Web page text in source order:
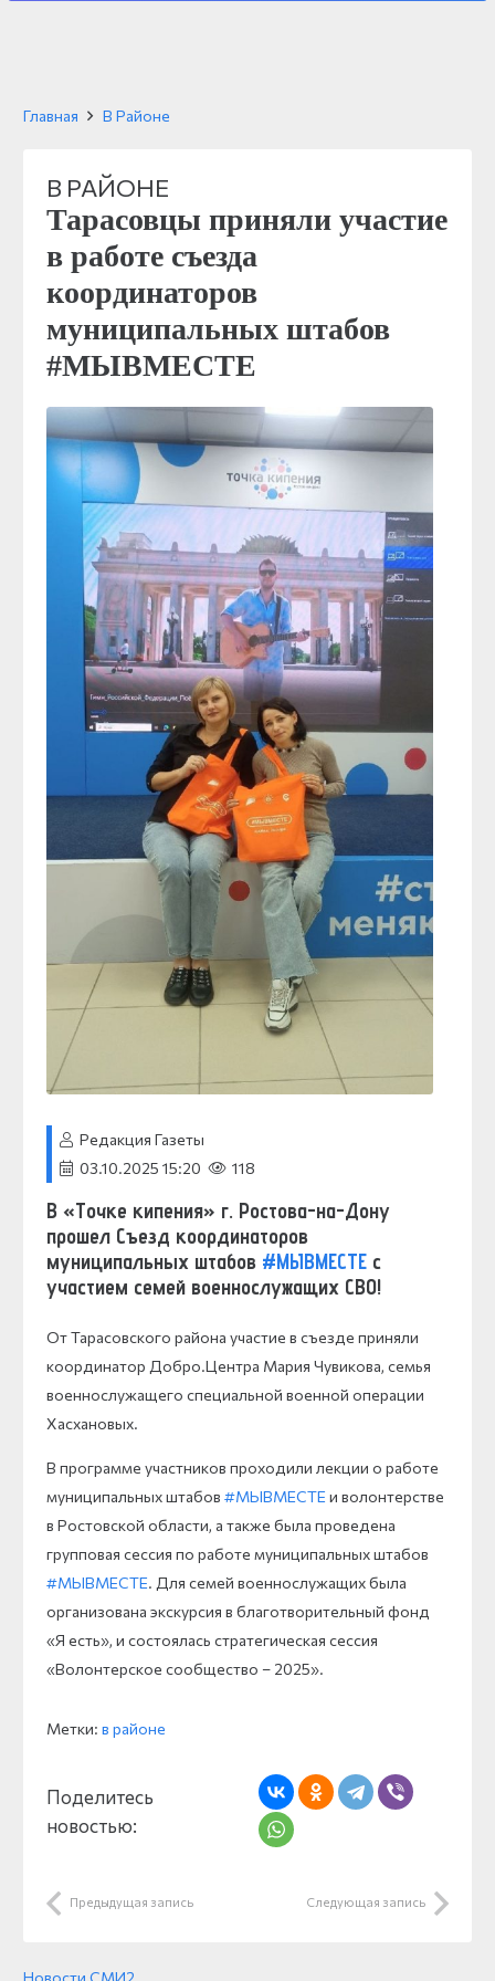
Главная В Районе
В РАЙОНЕ
Тарасовцы приняли участие
в работе съезда
координаторов
муниципальных штабов
#МЫВМЕСТЕ
Редакция Газеты
03.10.2025 15:20
118
В «Точке кипения» г. Ростова-на-Дону
прошел Съезд координаторов
муниципальных штабов #МЫВМЕСТЕ с
участием семей военнослужащих СВО!
От Тарасовского района участие в съезде приняли
координатор Добро.Центра Мария Чувикова, семья
военнослужащего специальной военной операции
Хасхановых.
В программе участников проходили лекции о работе
муниципальных штабов #МЫВМЕСТЕ и волонтерстве
в Ростовской области, а также была проведена
групповая сессия по работе муниципальных штабов
#МЫВМЕСТЕ. Для семей военнослужащих была
организована экскурсия в благотворительный фонд
«Я есть», и состоялась стратегическая сессия
«Волонтерское сообщество – 2025».
Метки: в районе
Поделитесь
новостью:
Предыдущая запись Следующая запись